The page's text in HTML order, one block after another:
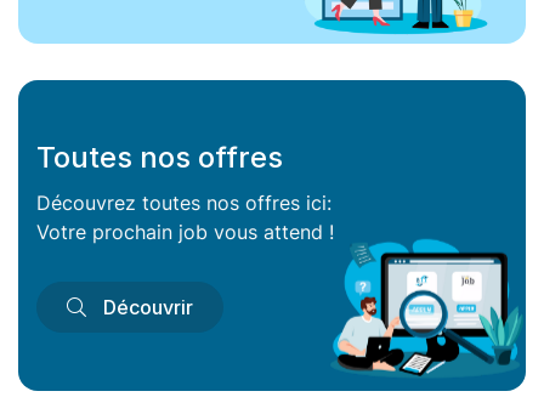
Toutes nos offres
Découvrez toutes nos offres ici:
Votre prochain job vous attend !
Découvrir